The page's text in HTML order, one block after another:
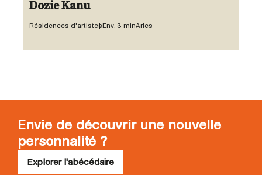
Dozie Kanu
Résidences d'artistes Env. 3 minArles
Envie de découvrir une nouvelle
personnalité ?
Explorer l'abécédaire